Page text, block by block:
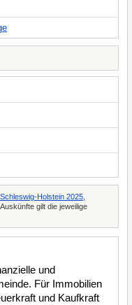
Holstein 2025
gilt die jeweilige
und
Für Immobilien
und Kaufkraft